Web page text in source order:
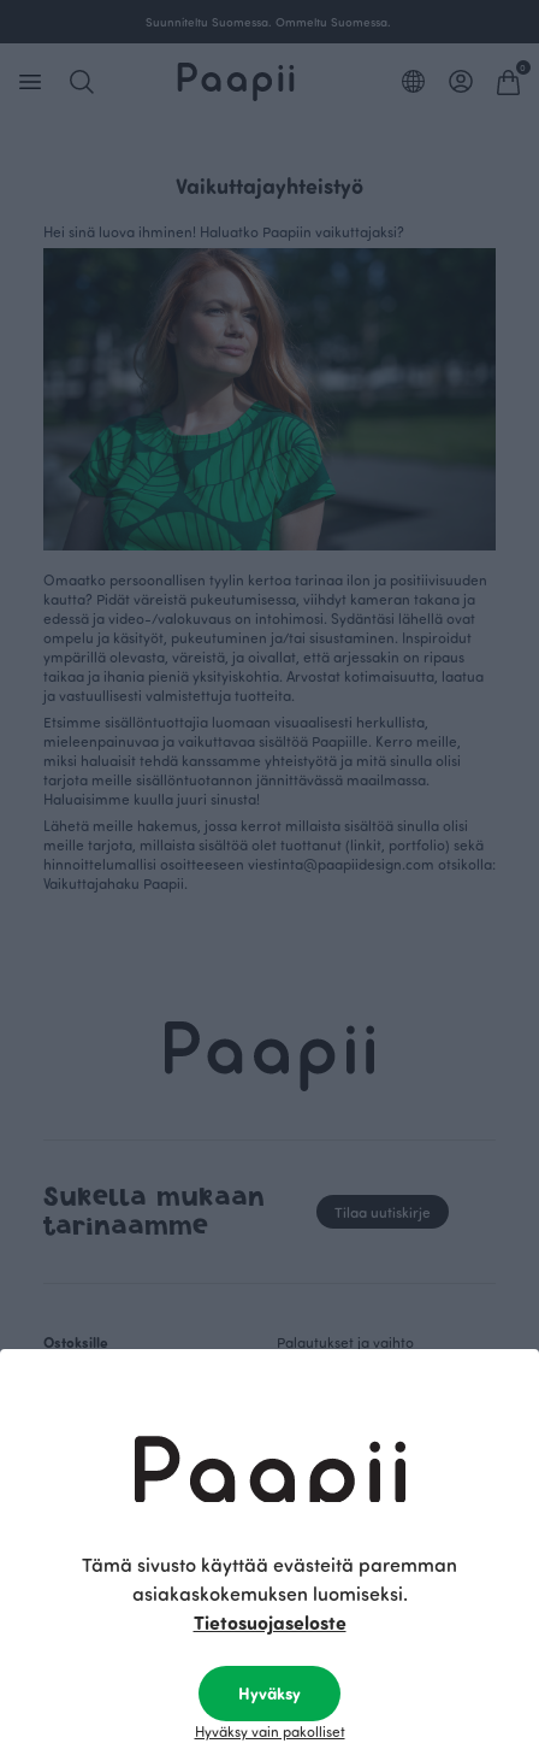
Suunniteltu Suomessa. Ommeltu Suomessa.
0
Vaikuttajayhteistyö
Hei sinä luova ihminen! Haluatko Paapiin vaikuttajaksi?
Omaatko persoonallisen tyylin kertoa tarinaa ilon ja positiivisuuden
kautta? Pidät väreistä pukeutumisessa, viihdyt kameran takana ja
edessä ja video-/valokuvaus on intohimosi. Sydäntäsi lähellä ovat
ompelu ja käsityöt, pukeutuminen ja/tai sisustaminen. Inspiroidut
ympärillä olevasta, väreistä, ja oivallat, että arjessakin on ripaus
taikaa ja ihania pieniä yksityiskohtia. Arvostat kotimaisuutta, laatua
ja vastuullisesti valmistettuja tuotteita.
Etsimme sisällöntuottajia luomaan visuaalisesti herkullista,
mieleenpainuvaa ja vaikuttavaa sisältöä Paapiille. Kerro meille,
miksi haluaisit tehdä kanssamme yhteistyötä ja mitä sinulla olisi
tarjota meille sisällöntuotannon jännittävässä maailmassa.
Haluaisimme kuulla juuri sinusta!
Lähetä meille hakemus, jossa kerrot millaista sisältöä sinulla olisi
meille tarjota, millaista sisältöä olet tuottanut (linkit, portfolio) sekä
hinnoittelumallisi osoitteeseen viestinta@paapiidesign.com otsikolla:
Vaikuttajahaku Paapii.
Sukella mukaan
tarinaamme
Tilaa uutiskirje
Ostoksille
Lahjakortit
Palautukset ja vaihto
Seuraa somessa
Facebook
Pinterest
Paapiin tarina
Paapii Magazine
Designtiimi
Tämä sivusto käyttää evästeitä paremman
asiakaskokemuksen luomiseksi.
Tietosuojaseloste
Hyväksy
Hyväksy vain pakolliset